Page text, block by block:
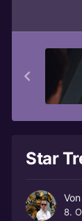
Star
Von
8.